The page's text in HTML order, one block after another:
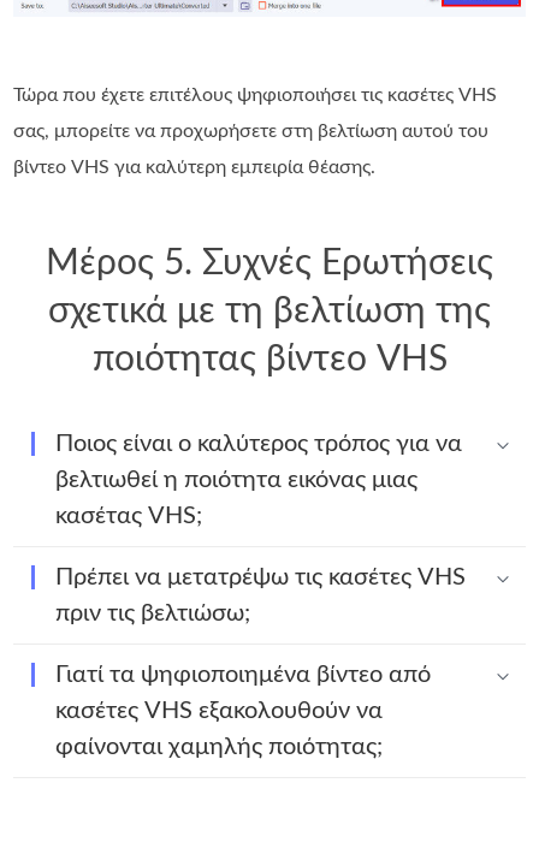
Τώρα που έχετε επιτέλους ψηφιοποιήσει τις κασέτες VHS
σας, μπορείτε να προχωρήσετε στη βελτίωση αυτού του
βίντεο VHS για καλύτερη εμπειρία θέασης.
Μέρος 5. Συχνές Ερωτήσεις
σχετικά με τη βελτίωση της
ποιότητας βίντεο VHS
Ποιος είναι ο καλύτερος τρόπος για να
βελτιωθεί η ποιότητα εικόνας μιας
κασέτας VHS;
Πρέπει να μετατρέψω τις κασέτες VHS
πριν τις βελτιώσω;
Γιατί τα ψηφιοποιημένα βίντεο από
κασέτες VHS εξακολουθούν να
φαίνονται χαμηλής ποιότητας;